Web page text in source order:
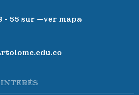
- 55 sur —ver mapa